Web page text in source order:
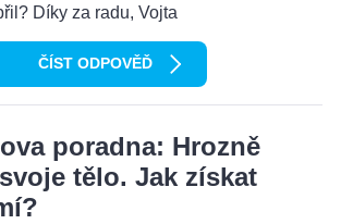
Díky za radu, Vojta
ČÍST ODPOVĚĎ
poradna: Hrozně
tělo. Jak získat